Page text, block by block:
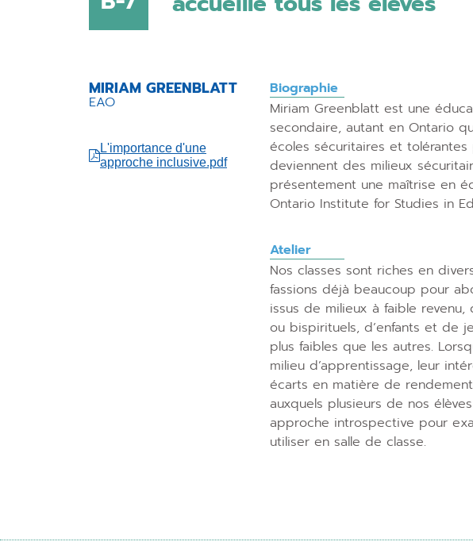
MIRIAM GREENBLATT
EAO
L'importance d'une
approche inclusive.pdf
Biographie
Miriam Greenblatt est une
secondaire, autant en Ontario
écoles sécuritaires et tolérantes
deviennent des milieux
présentement une maîtrise en
Ontario Institute for Studies in
Atelier
Nos classes sont riches en
fassions déjà beaucoup pour
issus de milieux à faible revenu,
ou bispirituels, d’enfants et de
plus faibles que les autres.
milieu d’apprentissage, leur
écarts en matière de
auxquels plusieurs de nos
approche introspective pour
utiliser en salle de classe.